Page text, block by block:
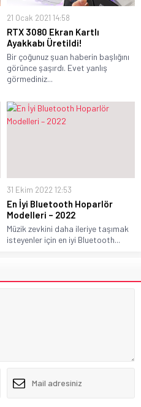
21 Ocak 2021 14:58
RTX 3080 Ekran Kartlı
Ayakkabı Üretildi!
Bir çoğunuz şuan haberin başlığını
görünce şaşırdı. Evet yanlış
görmediniz...
31 Ekim 2022 12:53
En İyi Bluetooth Hoparlör
Modelleri – 2022
Müzik zevkini daha ileriye taşımak
isteyenler için en iyi Bluetooth...